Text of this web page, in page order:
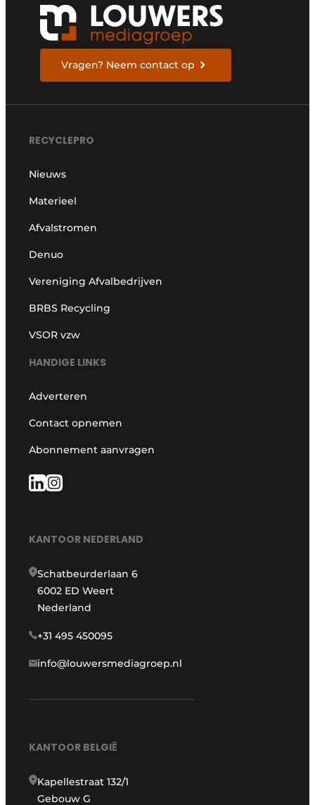
Vragen? Neem contact op
RECYCLEPRO
Nieuws
Materieel
Afvalstromen
Denuo
Vereniging Afvalbedrijven
BRBS Recycling
VSOR vzw
HANDIGE LINKS
Adverteren
Contact opnemen
Abonnement aanvragen
KANTOOR NEDERLAND
Schatbeurderlaan 6
6002 ED Weert
Nederland
+31 495 450095
info@louwersmediagroep.nl
KANTOOR BELGIË
Kapellestraat 132/1
Gebouw G